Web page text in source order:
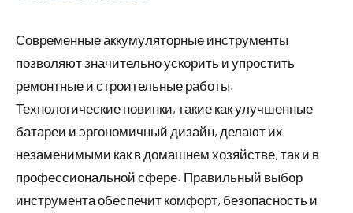
Современные аккумуляторные инструменты
позволяют значительно ускорить и упростить
ремонтные и строительные работы.
Технологические новинки, такие как улучшенные
батареи и эргономичный дизайн, делают их
незаменимыми как в домашнем хозяйстве, так и в
профессиональной сфере. Правильный выбор
инструмента обеспечит комфорт, безопасность и